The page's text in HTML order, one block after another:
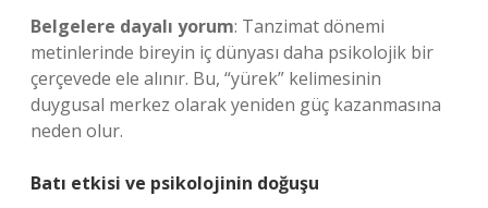
Belgelere dayalı yorum: Tanzimat dönemi
metinlerinde bireyin iç dünyası daha psikolojik bir
çerçevede ele alınır. Bu, “yürek” kelimesinin
duygusal merkez olarak yeniden güç kazanmasına
neden olur.
Batı etkisi ve psikolojinin doğuşu